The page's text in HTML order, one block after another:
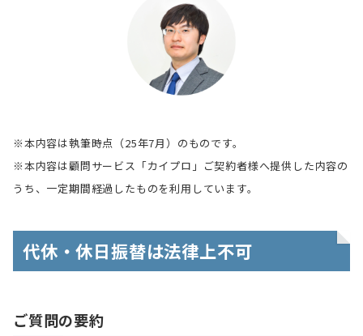
※本内容は執筆時点（25年7月）のものです。
※本内容は顧問サービス「カイプロ」ご契約者様へ提供した内容の
うち、一定期間経過したものを利用しています。
代休・休日振替は法律上不可
ご質問の要約